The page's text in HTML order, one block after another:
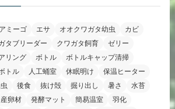
アミーゴ エサ オオクワガタ幼虫
カビ
タブリーダー クワガタ飼育
ゼリー
リング ボトル
ボトルキャップ清掃
トル 人工蛹室 休眠明け
保温ヒーター
後食 抜け殻 掘り出し 暑さ
水苔
産卵材 発酵マット 簡易温室
羽化